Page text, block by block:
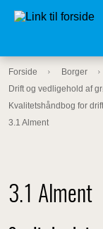
Forside Borger
Drift og vedligehold af
Kvalitetshåndbog for
3.1 Alment
3.1 Alment